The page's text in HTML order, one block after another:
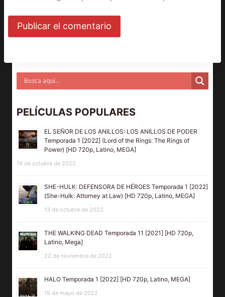
PELÍCULAS POPULARES
EL SEÑOR DE LOS ANILLOS: LOS ANILLOS DE PODER
Temporada 1 [2022] (Lord of the Rings: The Rings of
Power) [HD 720p, Latino, MEGA]
14 de octubre de 2022
SHE-HULK: DEFENSORA DE HÉROES Temporada 1 [2022]
(She-Hulk: Attorney at Law) [HD 720p, Latino, MEGA]
13 de octubre de 2022
THE WALKING DEAD Temporada 11 [2021] [HD 720p,
Latino, Mega]
22 de noviembre de 2022
HALO Temporada 1 [2022] [HD 720p, Latino, MEGA]
19 de mayo de 2022